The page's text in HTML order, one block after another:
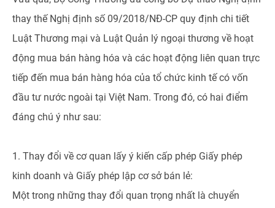
thay thế Nghị định số 09/2018/NĐ-CP quy định chi tiết
Luật Thương mại và Luật Quản lý ngoại thương về hoạt
động mua bán hàng hóa và các hoạt động liên quan trực
tiếp đến mua bán hàng hóa của tổ chức kinh tế có vốn
đầu tư nước ngoài tại Việt Nam. Trong đó, có hai điểm
đáng chú ý như sau:
1. Thay đổi về cơ quan lấy ý kiến cấp phép Giấy phép
kinh doanh và Giấy phép lập cơ sở bán lẻ:
Một trong những thay đổi quan trọng nhất là chuyển